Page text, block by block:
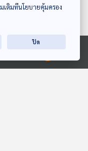
ย
เติมที่นโยบายคุ้มครอง
ปิด